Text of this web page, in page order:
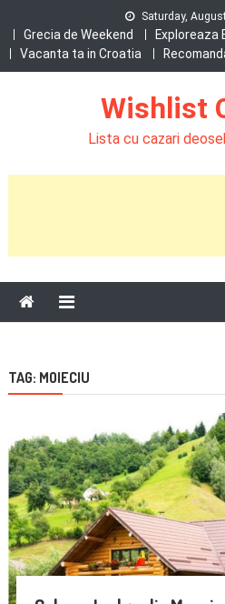
content
Saturday,
Grecia de Weekend Exploreaza
Vacanta ta in Croatia
Wishlist
Lista cu cazari
TAG: MOIECIU